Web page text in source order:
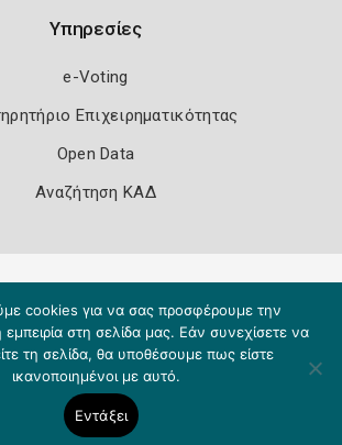
Υπηρεσίες
e-Voting
Επιχειρηματικότητας
Open Data
Αναζήτηση ΚΑΔ
cookies για να σας προσφέρουμε την
στη σελίδα μας. Εάν συνεχίσετε να
τη σελίδα, θα υποθέσουμε πως είστε
ικανοποιημένοι με αυτό.
Εντάξει
2026 Knowledge A.E.